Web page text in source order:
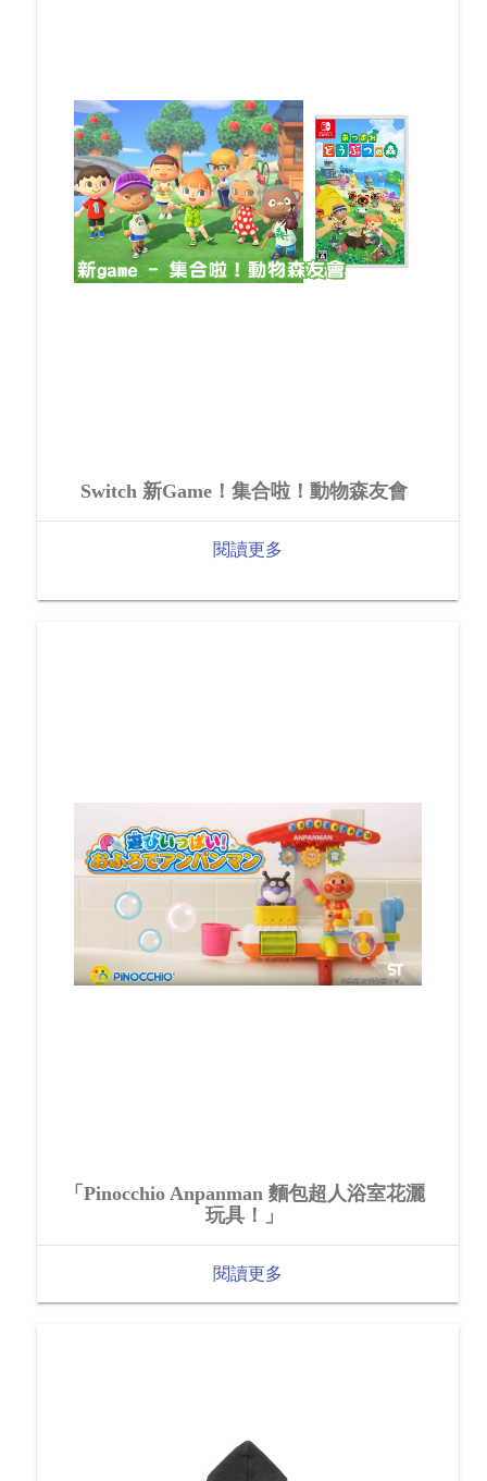
Switch 新Game！集合啦！動物森友會
閱讀更多
「Pinocchio Anpanman 麵包超人浴室花灑
玩具！」
閱讀更多